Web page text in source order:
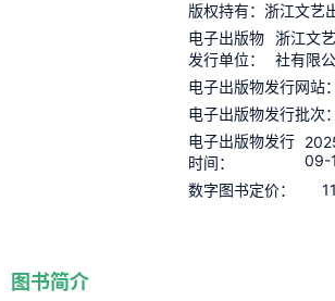
版权持有： 浙江文艺
电子出版物
发行单位：
浙江文
社有限
电子出版物发行网站
电子出版物发行批次
电子出版物发行
时间：
09-
数字图书定价：
图书简介